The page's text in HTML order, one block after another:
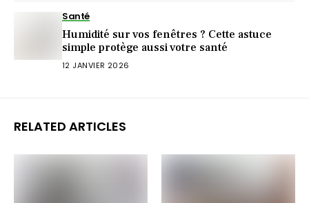
Santé
Humidité sur vos fenêtres ? Cette astuce
simple protège aussi votre santé
12 JANVIER 2026
RELATED ARTICLES